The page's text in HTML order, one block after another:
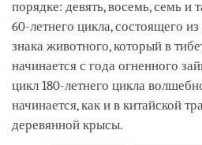
порядке: девять, восемь, семь и
60-летнего цикла, состоящего
знака животного, который в
начинается с года огненного
цикл 180-летнего цикла
начинается, как и в китайской
деревянной крысы.